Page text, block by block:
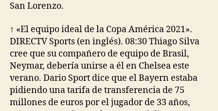
San Lorenzo.
↑ «El equipo ideal de la Copa América 2021».
DIRECTV Sports (en inglés). 08:30 Thiago Silva
cree que su compañero de equipo de Brasil,
Neymar, debería unirse a él en Chelsea este
verano. Dario Sport dice que el Bayern estaba
pidiendo una tarifa de transferencia de 75
millones de euros por el jugador de 33 años,